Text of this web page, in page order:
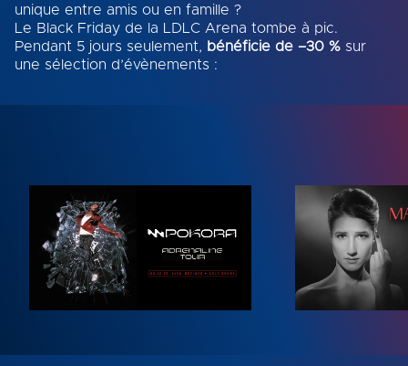
unique entre amis ou en famille ?
Le Black Friday de la LDLC Arena tombe à pic.
Pendant 5 jours seulement, bénéficie de –30 % sur
une sélection d’évènements :